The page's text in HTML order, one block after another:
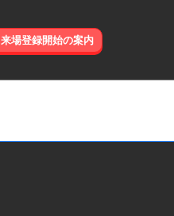
来場登録開始の案内